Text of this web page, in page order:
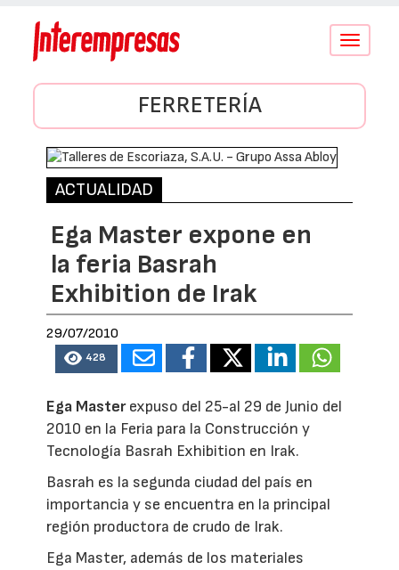
Conmutar
FERRETERÍA
ACTUALIDAD
Ega Master expone en
la feria Basrah
Exhibition de Irak
29/07/2010
428
Ega Masterexpuso del 25-al 29 de Junio del
2010 en la Feria para la Construcción y
Tecnología Basrah Exhibition en Irak.
Basrah es la segunda ciudad del país en
importancia y se encuentra en la principal
región productora de crudo de Irak.
Ega Master, además de los materiales